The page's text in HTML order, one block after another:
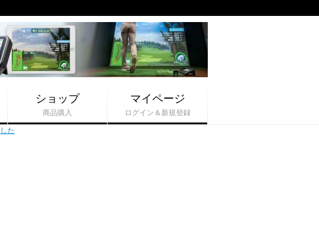
ショップ
商品購入
マイページ
ログイン＆新規登録
た